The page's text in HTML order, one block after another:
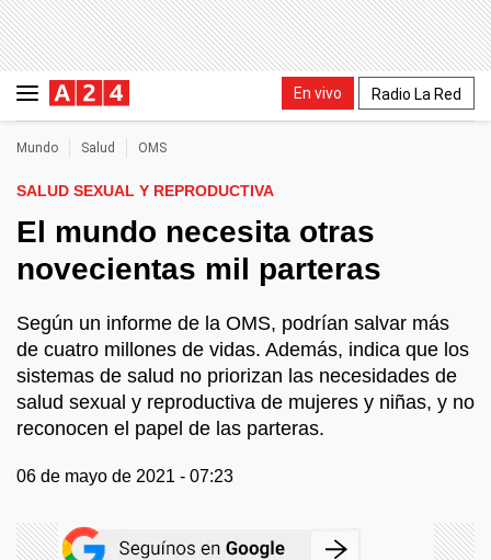
En vivo Radio La Red
Mundo Salud OMS
SALUD SEXUAL Y REPRODUCTIVA
El mundo necesita otras
novecientas mil parteras
Según un informe de la OMS, podrían salvar más
de cuatro millones de vidas. Además, indica que los
sistemas de salud no priorizan las necesidades de
salud sexual y reproductiva de mujeres y niñas, y no
reconocen el papel de las parteras.
06 de mayo de 2021 - 07:23